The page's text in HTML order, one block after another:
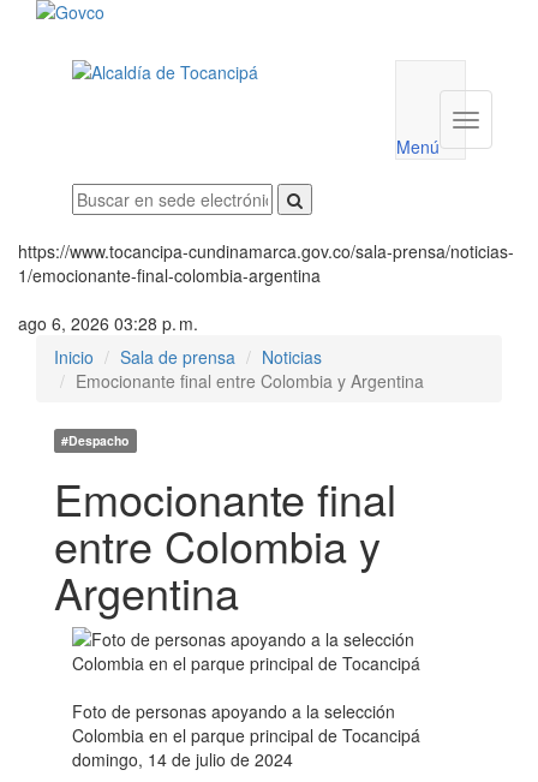
utilidades
Menú
Menú
https://www.tocancipa-cundinamarca.gov.co/sala-prensa/noticias-
1/emocionante-final-colombia-argentina
ago 6, 2026 03:28 p. m.
Inicio
Sala de prensa
Noticias
Emocionante final entre Colombia y Argentina
#Despacho
Emocionante final
entre Colombia y
Argentina
Foto de personas apoyando a la selección
Colombia en el parque principal de Tocancipá
domingo, 14 de julio de 2024